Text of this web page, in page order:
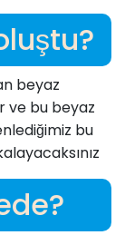
beyaz
ve bu beyaz
bu